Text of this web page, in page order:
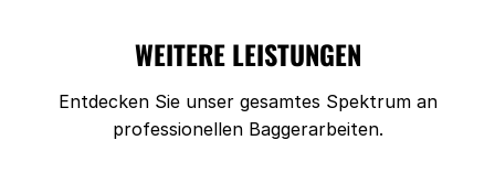
WEITERE LEISTUNGEN
Entdecken Sie unser gesamtes Spektrum an
professionellen Baggerarbeiten.